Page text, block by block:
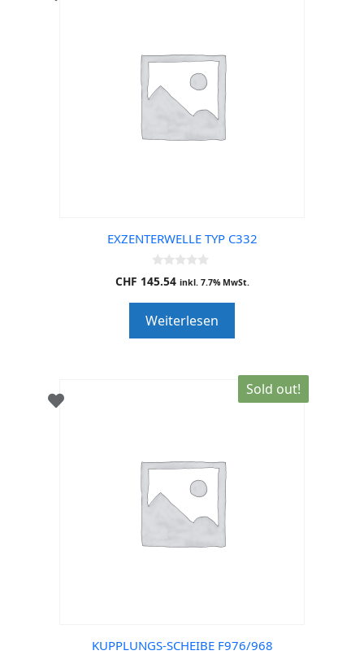
EXZENTERWELLE TYP C332
0
o
o
f
5
CHF 145.54 inkl. 7.7% MwSt.
Weiterlesen
Sold out!
KUPPLUNGS-SCHEIBE F976/968